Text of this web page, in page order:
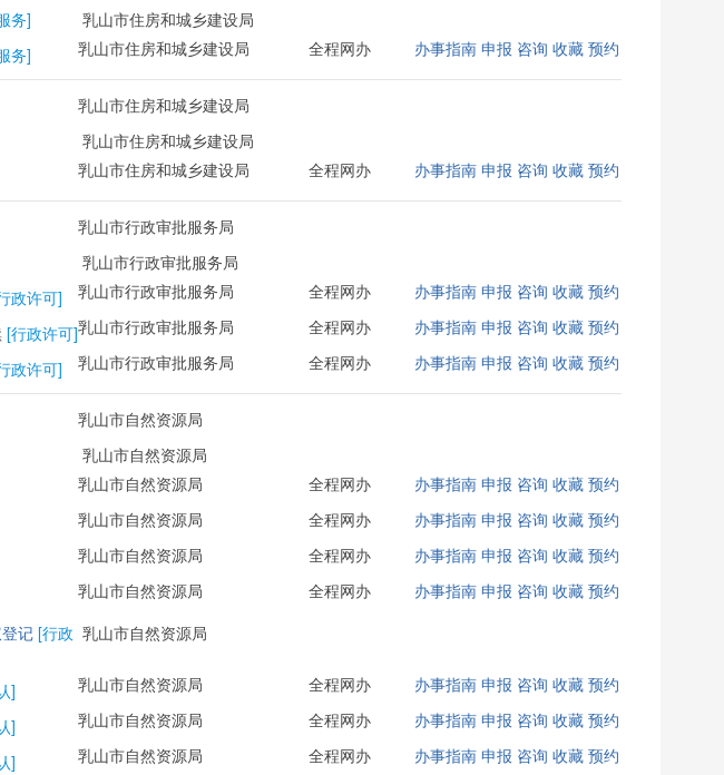
务]
乳山市住房和城乡建设局
务] 乳山市住房和城乡建设局 全程网办 办事指南 申报 咨询 收藏 预约
乳山市住房和城乡建设局
乳山市住房和城乡建设局
乳山市住房和城乡建设局 全程网办 办事指南 申报 咨询 收藏 预约
乳山市行政审批服务局
乳山市行政审批服务局
政许可] 乳山市行政审批服务局 全程网办 办事指南 申报 咨询 收藏 预约
[行政许可]乳山市行政审批服务局 全程网办 办事指南 申报 咨询 收藏 预约
政许可] 乳山市行政审批服务局 全程网办 办事指南 申报 咨询 收藏 预约
乳山市自然资源局
乳山市自然资源局
乳山市自然资源局 全程网办 办事指南 申报 咨询 收藏 预约
乳山市自然资源局 全程网办 办事指南 申报 咨询 收藏 预约
乳山市自然资源局 全程网办 办事指南 申报 咨询 收藏 预约
乳山市自然资源局 全程网办 办事指南 申报 咨询 收藏 预约
记 [行政 乳山市自然资源局
] 乳山市自然资源局 全程网办 办事指南 申报 咨询 收藏 预约
] 乳山市自然资源局 全程网办 办事指南 申报 咨询 收藏 预约
] 乳山市自然资源局 全程网办 办事指南 申报 咨询 收藏 预约